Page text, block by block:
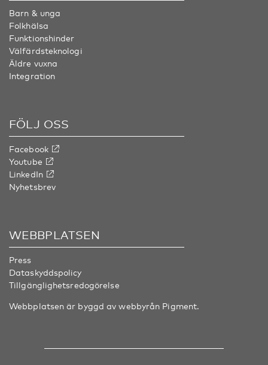
Barn & unga
Folkhälsa
Funktionshinder
Välfärdsteknologi
Äldre vuxna
Integration
FÖLJ OSS
Facebook
Youtube
LinkedIn
Nyhetsbrev
WEBBPLATSEN
Press
Dataskyddspolicy
Tillgänglighetsredogörelse
Webbplatsen är byggd av webbyrån Pigment.